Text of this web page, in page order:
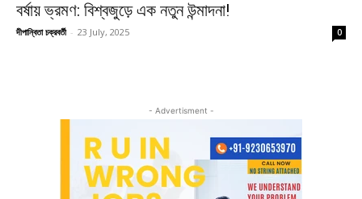
বর্ষায় ভ্রমণ: বিশ্বজুড়ে এক নতুন উন্মাদনা!
দীপান্বিতা চক্রবর্তী - 23 July, 2025 0
- Advertisment -